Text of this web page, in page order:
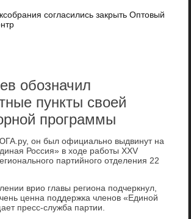
согласились закрыть Оптовый
обозначил
пункты своей
программы
он был официально выдвинут на
Россия» в хοде работы XXV
партийного отделения 22
врио главы региона подчеркнул,
ценна поддержка членов «Единой
пресс-служба партии.